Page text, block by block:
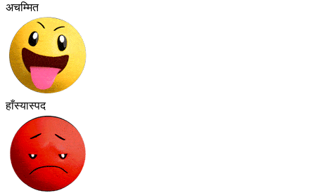
अचम्मित
हाँस्यास्पद